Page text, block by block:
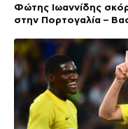
Φώτης Ιωαννίδης
στην Πορτογαλία –